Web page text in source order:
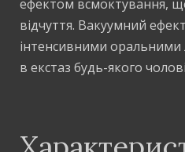
ефектом всмоктування,
відчуття. Вакуумний
інтенсивними
в екстаз будь-якого